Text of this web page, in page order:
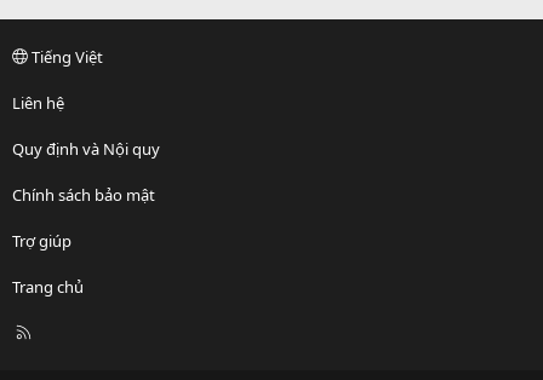
Tiếng Việt
Liên hệ
Quy định và Nội quy
Chính sách bảo mật
Trợ giúp
Trang chủ
R